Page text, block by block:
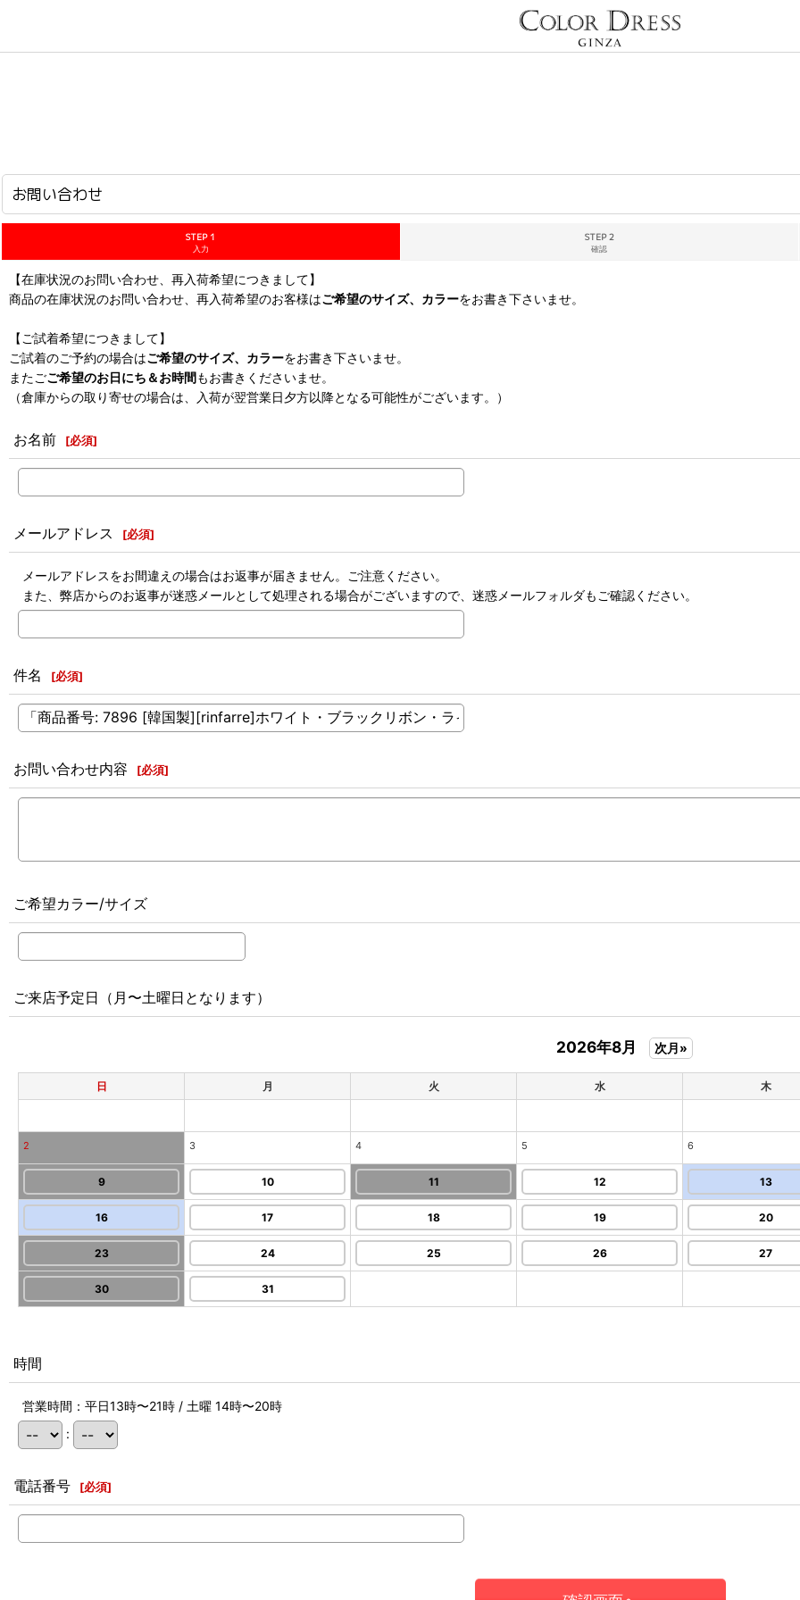
お問い合わせ
STEP 1
入力
STEP 2
確認
【在庫状況のお問い合わせ、再入荷希望につきまして】
商品の在庫状況のお問い合わせ、再入荷希望のお客様はご希望のサイズ、カラーをお書き下さいませ。
【ご試着希望につきまして】
ご試着のご予約の場合はご希望のサイズ、カラーをお書き下さいませ。
またごご希望のお日にち＆お時間もお書きくださいませ。
（倉庫からの取り寄せの場合は、入荷が翌営業日夕方以降となる可能性がございます。）
お名前 [必須]
メールアドレス [必須]
メールアドレスをお間違えの場合はお返事が届きません。ご注意ください。
また、弊店からのお返事が迷惑メールとして処理される場合がございますので、迷惑メールフォルダもご確認ください。
件名 [必須]
お問い合わせ内容 [必須]
ご希望カラー/サイズ
ご来店予定日（月〜土曜日となります）
2026年8月 次月»
日 月 火 水 木
2 3 4 5 6
9 10 11 12 13
16 17 18 19 20
23 24 25 26 27
30 31
時間
営業時間：平日13時〜21時 / 土曜 14時〜20時
:
電話番号 [必須]